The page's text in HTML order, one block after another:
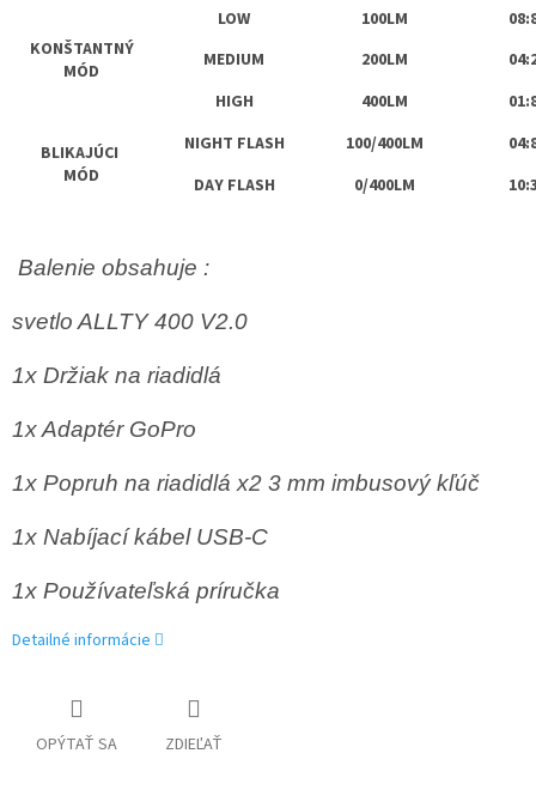
KONŠTANTNÝ
MÓD
LOW 100LM
MEDIUM
200LM
HIGH
400LM
BLIKAJÚCI
MÓD
NIGHT FLASH 100/400LM
DAY FLASH
0/400LM
Balenie obsahuje :
svetlo ALLTY 400 V2.0
1x Držiak na riadidlá
1x Adaptér GoPro
1x Popruh na riadidlá x2 3 mm imbusový kľúč
1x Nabíjací kábel USB-C
1x Používateľská príručka
Detailné informácie
OPÝTAŤ SA ZDIEĽAŤ